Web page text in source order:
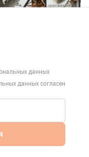
данных
данных согласен